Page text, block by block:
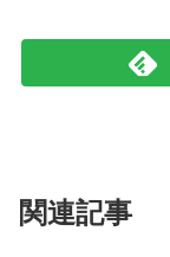
関連記事